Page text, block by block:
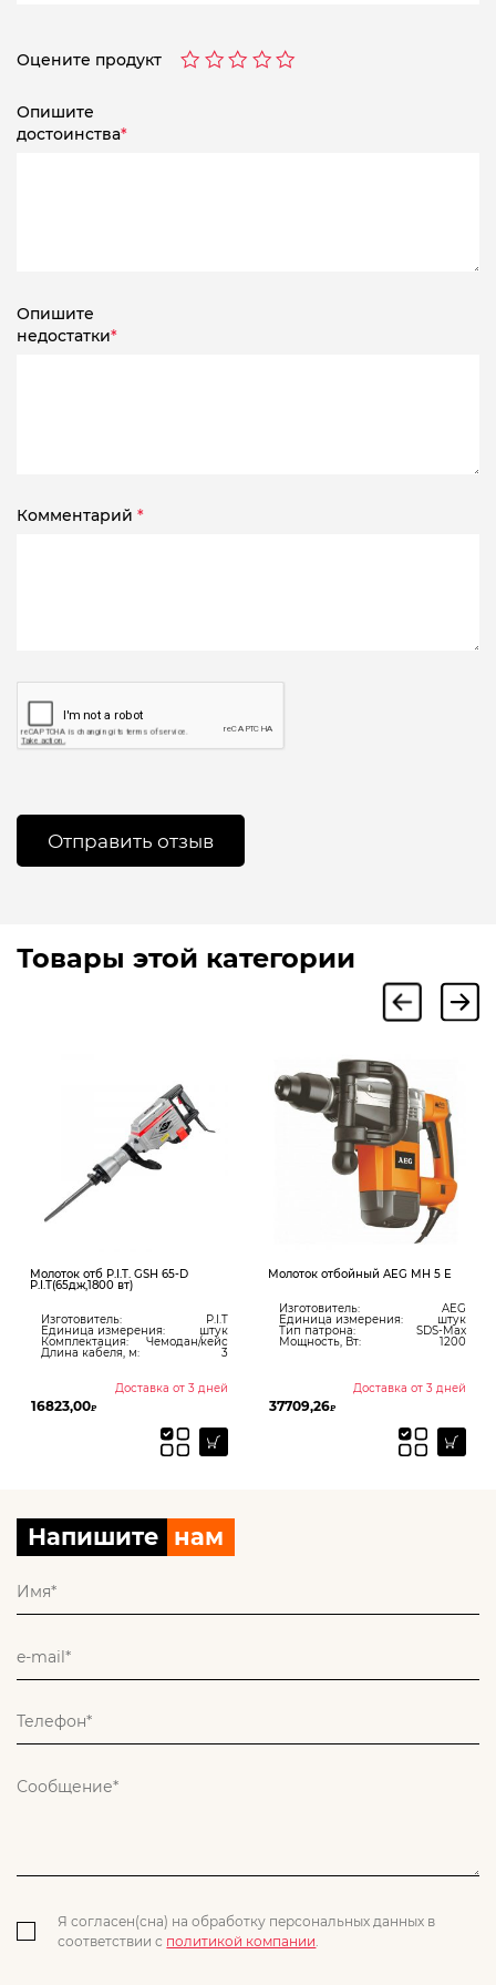
Оцените продукт
Опишите
достоинства*
Опишите
недостатки*
Комментарий *
Товары этой категории
Молоток отб P.I.T. GSH 65-D
P.I.T(65дж,1800 вт)
Изготовитель: P.I.T
Единица измерения: штук
Комплектация: Чемодан/кейс
Длина кабеля, м: 3
Доставка от 3 дней
16823,00₽
Молоток отбойный AEG MH 5 E
Изготовитель: AEG
Единица измерения: штук
Тип патрона: SDS-Max
Мощность, Вт: 1200
Доставка от 3 дней
37709,26₽
Напишите нам
Я согласен(сна) на обработку персональных данных в
соответствии с политикой компании